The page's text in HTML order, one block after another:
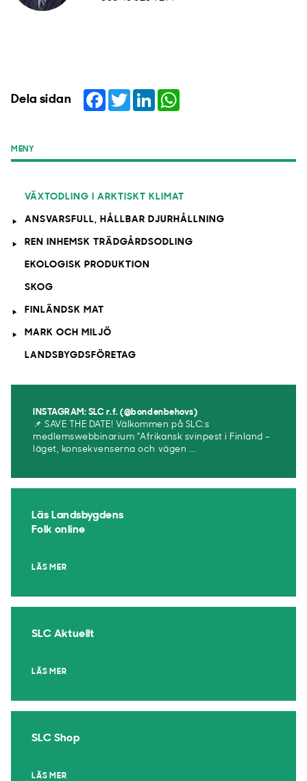
Dela sidan Facebook
TwitterLinkedIn
MENY
VÄXTODLING I ARKTISKT KLIMAT
ANSVARSFULL, HÅLLBAR DJURHÅLLNING
REN INHEMSK TRÄDGÅRDSODLING
EKOLOGISK PRODUKTION
SKOG
FINLÄNDSK MAT
MARK OCH MILJÖ
LANDSBYGDSFÖRETAG
INSTAGRAM: SLC r.f. (@bondenbehovs)
📌 SAVE THE DATE! Välkommen på SLC:s
medlemswebbinarium ”Afrikansk svinpest i Finland –
läget, konsekvenserna och vägen ...
Läs Landsbygdens
Folk online
LÄS MER
SLC Aktuellt
LÄS MER
SLC Shop
LÄS MER